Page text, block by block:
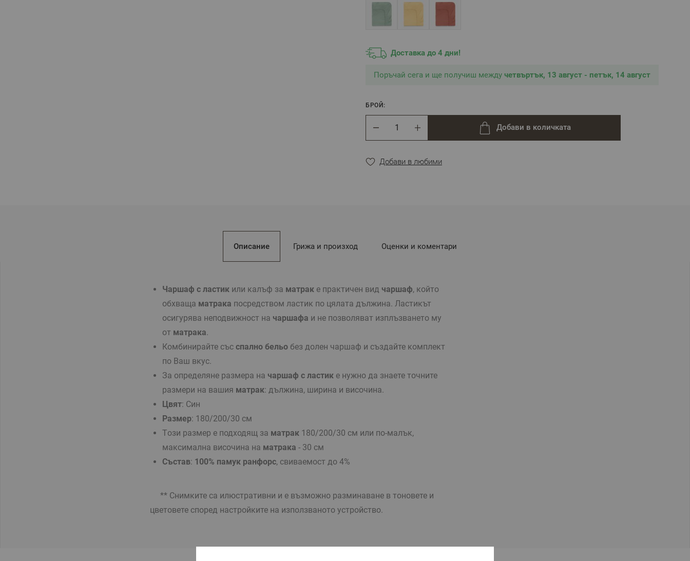
цветовете според настройките на използваното устройство.
Доставка до 4 дни!
Поръчай сега и ще получиш между четвъртък, 13 август - петък, 14 август
БРОЙ:
Добави в количката
Добави в любими
Описание
Чаршаф с ластик или калъф за матрак е практичен вид чаршаф, който
обхваща матрака посредством ластик по цялата дължина. Ластикът
осигурява неподвижност на чаршафа и не позволяват изплъзването му
от матрака.
Комбинирайте със спално бельо без долен чаршаф и създайте комплект
по Ваш вкус.
За определяне размера на чаршаф с ластик е нужно да знаете точните
размери на вашия матрак: дължина, ширина и височина.
Цвят: Син
Размер: 180/200/30 см
Tози размер е подходящ за матрак 180/200/30 см или по-малък,
максимална височина на матрака - 30 см
Състав: 100% памук ранфорс, свиваемост до 4%
** Снимките са илюстративни и е възможно разминаване в тоновете и
цветовете според настройките на използваното устройство.
Грижа и произход Оценки и коментари